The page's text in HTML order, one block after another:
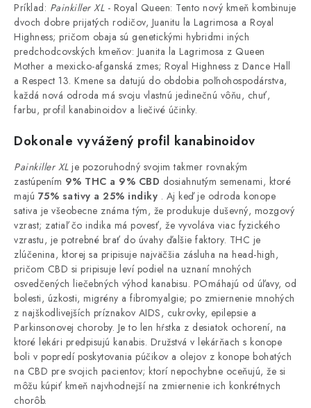
Príklad: Painkiller XL- Royal Queen: Tento nový kmeň kombinuje
dvoch dobre prijatých rodičov, Juanitu la Lagrimosa a Royal
Highness; pričom obaja sú genetickými hybridmi iných
predchodcovských kmeňov: Juanita la Lagrimosa z Queen
Mother a mexicko-afganská zmes; Royal Highness z Dance Hall
a Respect 13. Kmene sa datujú do obdobia poľnohospodárstva,
každá nová odroda má svoju vlastnú jedinečnú vôňu, chuť,
farbu, profil kanabinoidov a liečivé účinky.
Dokonale vyvážený profil kanabinoidov
Painkiller XLje pozoruhodný svojim takmer rovnakým
zastúpením 9% THC a 9% CBD dosiahnutým semenami, ktoré
majú 75% sativy a 25% indiky . Aj keď je odroda konope
sativa je všeobecne známa tým, že produkuje duševný, mozgový
vzrast; zatiaľ čo indika má povesť, že vyvoláva viac fyzického
vzrastu, je potrebné brať do úvahy ďalšie faktory. THC je
zlúčenina, ktorej sa pripisuje najväčšia zásluha na head-high,
pričom CBD si pripisuje leví podiel na uznaní mnohých
osvedčených liečebných výhod kanabisu. POmáhajú od úľavy, od
bolesti, úzkosti, migrény a fibromyalgie; po zmiernenie mnohých
z najškodlivejších príznakov AIDS, cukrovky, epilepsie a
Parkinsonovej choroby. Je to len hŕstka z desiatok ochorení, na
ktoré lekári predpisujú kanabis. Družstvá v lekárňach s konope
boli v popredí poskytovania púčikov a olejov z konope bohatých
na CBD pre svojich pacientov; ktorí nepochybne oceňujú, že si
môžu kúpiť kmeň najvhodnejší na zmiernenie ich konkrétnych
chorôb.